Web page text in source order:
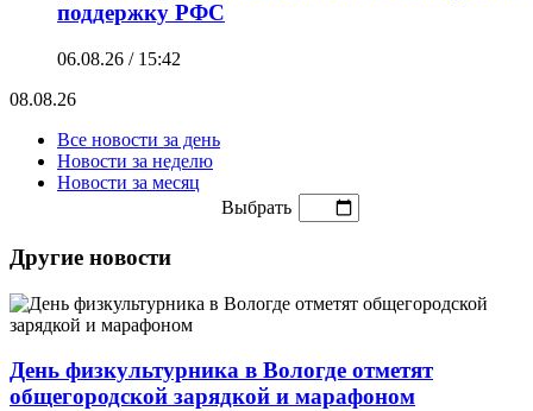
поддержку РФС
06.08.26 / 15:42
08.08.26
Все новости за день
Новости за неделю
Новости за месяц
Выбрать
Другие новости
День физкультурника в Вологде отметят
общегородской зарядкой и марафоном